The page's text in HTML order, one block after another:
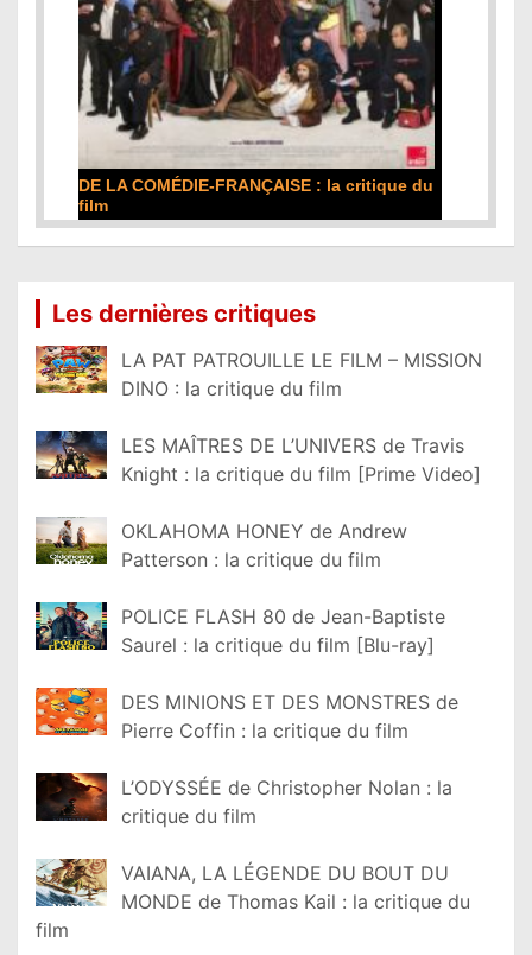
DE LA COMÉDIE-FRANÇAISE : la critique du
film
Les dernières critiques
LA PAT PATROUILLE LE FILM – MISSION
DINO : la critique du film
LES MAÎTRES DE L’UNIVERS de Travis
Knight : la critique du film [Prime Video]
OKLAHOMA HONEY de Andrew
Patterson : la critique du film
POLICE FLASH 80 de Jean-Baptiste
Saurel : la critique du film [Blu-ray]
DES MINIONS ET DES MONSTRES de
Pierre Coffin : la critique du film
L’ODYSSÉE de Christopher Nolan : la
critique du film
VAIANA, LA LÉGENDE DU BOUT DU
MONDE de Thomas Kail : la critique du
film